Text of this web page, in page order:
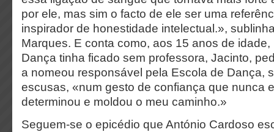
por ele, mas sim o facto de ele ser uma
inspirador de honestidade intelectual.»,
Marques. E conta como, aos 15 anos de
Dança tinha ficado sem professora, Jacinto,
a nomeou responsável pela Escola de Dança,
escusas, «num gesto de confiança que nunca
determinou e moldou o meu caminho.»
Seguem-se o epicédio que António Cardoso